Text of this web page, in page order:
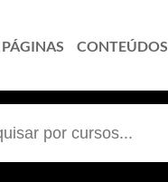
PÁGINAS CONTEÚDOS